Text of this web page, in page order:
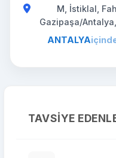
M, İstiklal,
Gazipaşa/Antalya,
ANTALYA
TAVSIYE